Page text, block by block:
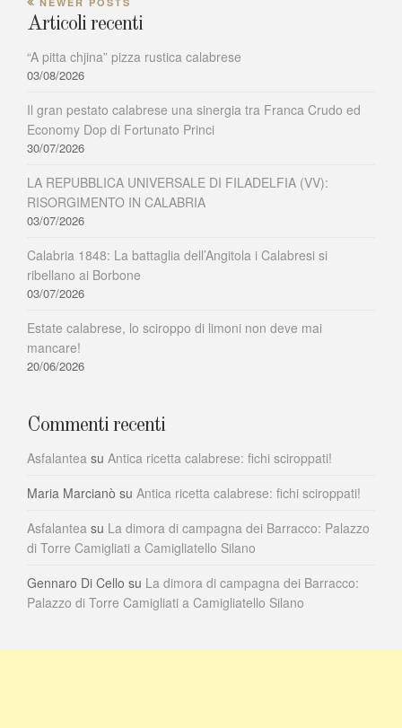
Articoli recenti
“A pitta chjina” pizza rustica calabrese
03/08/2026
Il gran pestato calabrese una sinergia tra Franca Crudo ed
Economy Dop di Fortunato Princi
30/07/2026
LA REPUBBLICA UNIVERSALE DI FILADELFIA (VV):
RISORGIMENTO IN CALABRIA
03/07/2026
Calabria 1848: La battaglia dell’Angitola i Calabresi si
ribellano ai Borbone
03/07/2026
Estate calabrese, lo sciroppo di limoni non deve mai
mancare!
20/06/2026
Commenti recenti
Asfalantea su Antica ricetta calabrese: fichi sciroppati!
Maria Marcianò su Antica ricetta calabrese: fichi sciroppati!
Asfalantea su La dimora di campagna dei Barracco: Palazzo
di Torre Camigliati a Camigliatello Silano
Gennaro Di Cello su La dimora di campagna dei Barracco:
Palazzo di Torre Camigliati a Camigliatello Silano